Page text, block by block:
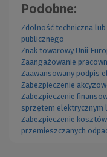
Podobne:
Zdolność techniczna
publicznego
Znak towarowy Unii
Zaangażowanie
Zaawansowany podpis
Zabezpieczenie
Zabezpieczenie
sprzętem elektrycznym
Zabezpieczenie
przemieszczanych